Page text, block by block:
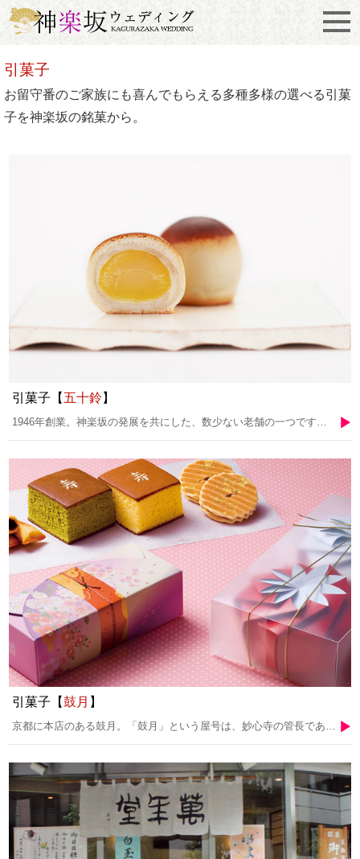
引菓子
お留守番のご家族にも喜んでもらえる多種多様の選べる引菓
子を神楽坂の銘菓から。
引菓子【 五十鈴】
引菓子【鼓月 】